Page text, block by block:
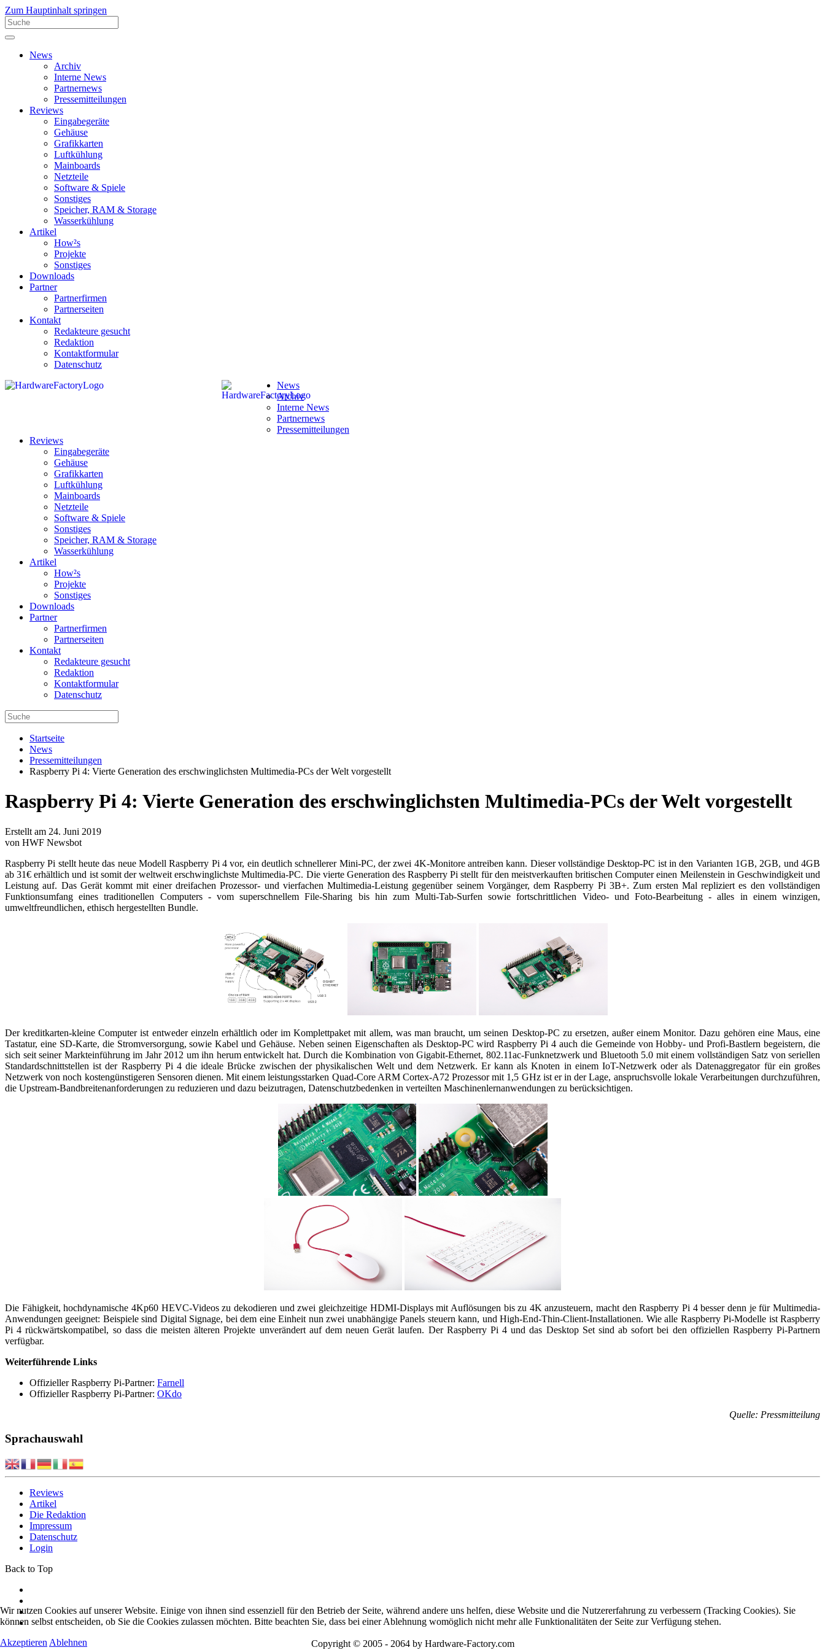
Zum Hauptinhalt springen
News
Archiv
Interne News
Partnernews
Pressemitteilungen
Reviews
Eingabegeräte
Gehäuse
Grafikkarten
Luftkühlung
Mainboards
Netzteile
Software & Spiele
Sonstiges
Speicher, RAM & Storage
Wasserkühlung
Artikel
How²s
Projekte
Sonstiges
Downloads
Partner
Partnerfirmen
Partnerseiten
Kontakt
Redakteure gesucht
Redaktion
Kontaktformular
Datenschutz
News
Archiv
Interne News
Partnernews
Pressemitteilungen
Reviews
Eingabegeräte
Gehäuse
Grafikkarten
Luftkühlung
Mainboards
Netzteile
Software & Spiele
Sonstiges
Speicher, RAM & Storage
Wasserkühlung
Artikel
How²s
Projekte
Sonstiges
Downloads
Partner
Partnerfirmen
Partnerseiten
Kontakt
Redakteure gesucht
Redaktion
Kontaktformular
Datenschutz
Startseite
News
Pressemitteilungen
Raspberry Pi 4: Vierte Generation des erschwinglichsten Multimedia-PCs der Welt vorgestellt
Raspberry Pi 4: Vierte Generation des erschwinglichsten Multimedia-PCs der Welt vorgestellt
Erstellt am 24. Juni 2019
von HWF Newsbot
Raspberry Pi stellt heute das neue Modell Raspberry Pi 4 vor, ein deutlich schnellerer Mini-PC, der zwei 4K-Monitore antreiben kann. Dieser vollständige Desktop-PC ist in den Varianten 1GB, 2GB, und 4GB
ab 31€ erhältlich und ist somit der weltweit erschwinglichste Multimedia-PC. Die vierte Generation des Raspberry Pi stellt für den meistverkauften britischen Computer einen Meilenstein in Geschwindigkeit und
Leistung auf. Das Gerät kommt mit einer dreifachen Prozessor- und vierfachen Multimedia-Leistung gegenüber seinem Vorgänger, dem Raspberry Pi 3B+. Zum ersten Mal repliziert es den vollständigen
Funktionsumfang eines traditionellen Computers - vom superschnellem File-Sharing bis hin zum Multi-Tab-Surfen sowie fortschrittlichen Video- und Foto-Bearbeitung - alles in einem winzigen,
umweltfreundlichen, ethisch hergestellten Bundle.
Der kreditkarten-kleine Computer ist entweder einzeln erhältlich oder im Komplettpaket mit allem, was man braucht, um seinen Desktop-PC zu ersetzen, außer einem Monitor. Dazu gehören eine Maus, eine
Tastatur, eine SD-Karte, die Stromversorgung, sowie Kabel und Gehäuse. Neben seinen Eigenschaften als Desktop-PC wird Raspberry Pi 4 auch die Gemeinde von Hobby- und Profi-Bastlern begeistern, die
sich seit seiner Markteinführung im Jahr 2012 um ihn herum entwickelt hat. Durch die Kombination von Gigabit-Ethernet, 802.11ac-Funknetzwerk und Bluetooth 5.0 mit einem vollständigen Satz von seriellen
Standardschnittstellen ist der Raspberry Pi 4 die ideale Brücke zwischen der physikalischen Welt und dem Netzwerk. Er kann als Knoten in einem IoT-Netzwerk oder als Datenaggregator für ein großes
Netzwerk von noch kostengünstigeren Sensoren dienen. Mit einem leistungsstarken Quad-Core ARM Cortex-A72 Prozessor mit 1,5 GHz ist er in der Lage, anspruchsvolle lokale Verarbeitungen durchzuführen,
die Upstream-Bandbreitenanforderungen zu reduzieren und dazu beizutragen, Datenschutzbedenken in verteilten Maschinenlernanwendungen zu berücksichtigen.
Die Fähigkeit, hochdynamische 4Kp60 HEVC-Videos zu dekodieren und zwei gleichzeitige HDMI-Displays mit Auflösungen bis zu 4K anzusteuern, macht den Raspberry Pi 4 besser denn je für Multimedia-
Anwendungen geeignet: Beispiele sind Digital Signage, bei dem eine Einheit nun zwei unabhängige Panels steuern kann, und High-End-Thin-Client-Installationen. Wie alle Raspberry Pi-Modelle ist Raspberry
Pi 4 rückwärtskompatibel, so dass die meisten älteren Projekte unverändert auf dem neuen Gerät laufen. Der Raspberry Pi 4 und das Desktop Set sind ab sofort bei den offiziellen Raspberry Pi-Partnern
verfügbar.
Weiterführende Links
Offizieller Raspberry Pi-Partner: Farnell
Offizieller Raspberry Pi-Partner: OKdo
Quelle: Pressmitteilung
Sprachauswahl
Reviews
Artikel
Die Redaktion
Impressum
Datenschutz
Login
Back to Top
Copyright © 2005 - 2064 by Hardware-Factory.com
Wir nutzen Cookies auf unserer Website. Einige von ihnen sind essenziell für den Betrieb der Seite, während andere uns helfen, diese Website und die Nutzererfahrung zu verbessern (Tracking Cookies). Sie
können selbst entscheiden, ob Sie die Cookies zulassen möchten. Bitte beachten Sie, dass bei einer Ablehnung womöglich nicht mehr alle Funktionalitäten der Seite zur Verfügung stehen.
Akzeptieren Ablehnen